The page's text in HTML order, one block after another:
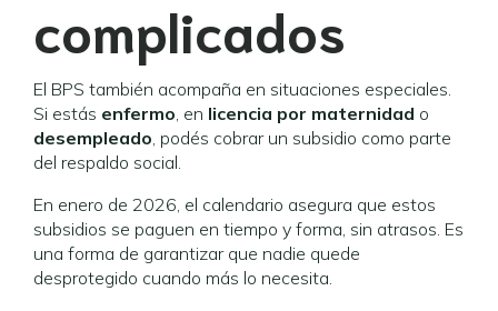
complicados
El BPS también acompaña en situaciones especiales.
Si estás enfermo, en licencia por maternidad o
desempleado, podés cobrar un subsidio como parte
del respaldo social.
En enero de 2026, el calendario asegura que estos
subsidios se paguen en tiempo y forma, sin atrasos. Es
una forma de garantizar que nadie quede
desprotegido cuando más lo necesita.